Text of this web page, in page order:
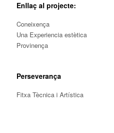
Enllaç al projecte:
Coneixença
Una Experiencia estètica
Provinença
Perseverança
Fitxa Tècnica i Artística